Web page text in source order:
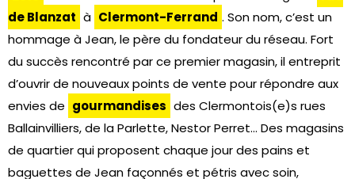
de Blanzat à Clermont-Ferrand . Son nom, c’est un
hommage à Jean, le père du fondateur du réseau. Fort
du succès rencontré par ce premier magasin, il entreprit
d’ouvrir de nouveaux points de vente pour répondre aux
envies de gourmandises des Clermontois(e)s rues
Ballainvilliers, de la Parlette, Nestor Perret… Des magasins
de quartier qui proposent chaque jour des pains et
baguettes de Jean façonnés et pétris avec soin,